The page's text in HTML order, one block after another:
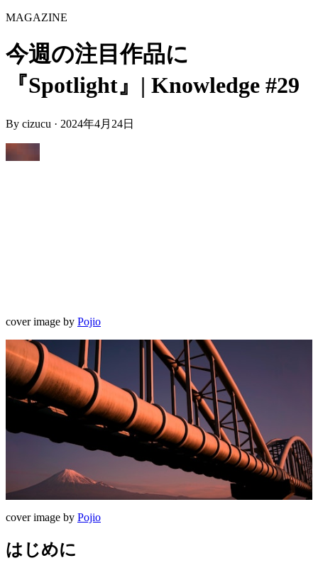
MAGAZINE
今週の注目作品に
『Spotlight』| Knowledge #29
By cizucu · 2024年4月24日
cover image by Pojio
cover image by Pojio
はじめに